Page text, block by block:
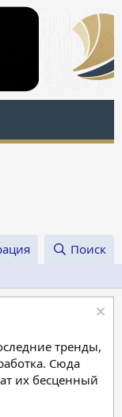
Поиск
тренды,
Сюда
их бесценный